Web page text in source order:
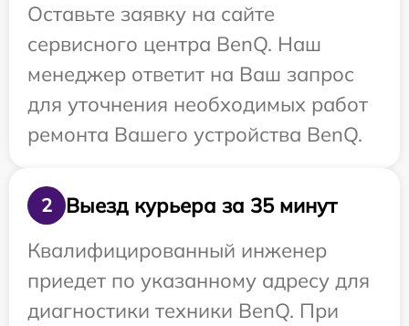
Оставьте заявку на сайте
сервисного центра BenQ. Наш
менеджер ответит на Ваш запрос
для уточнения необходимых работ
ремонта Вашего устройства BenQ.
2
Выезд курьера за 35 минут
Квалифицированный инженер
приедет по указанному адресу для
диагностики техники BenQ. При